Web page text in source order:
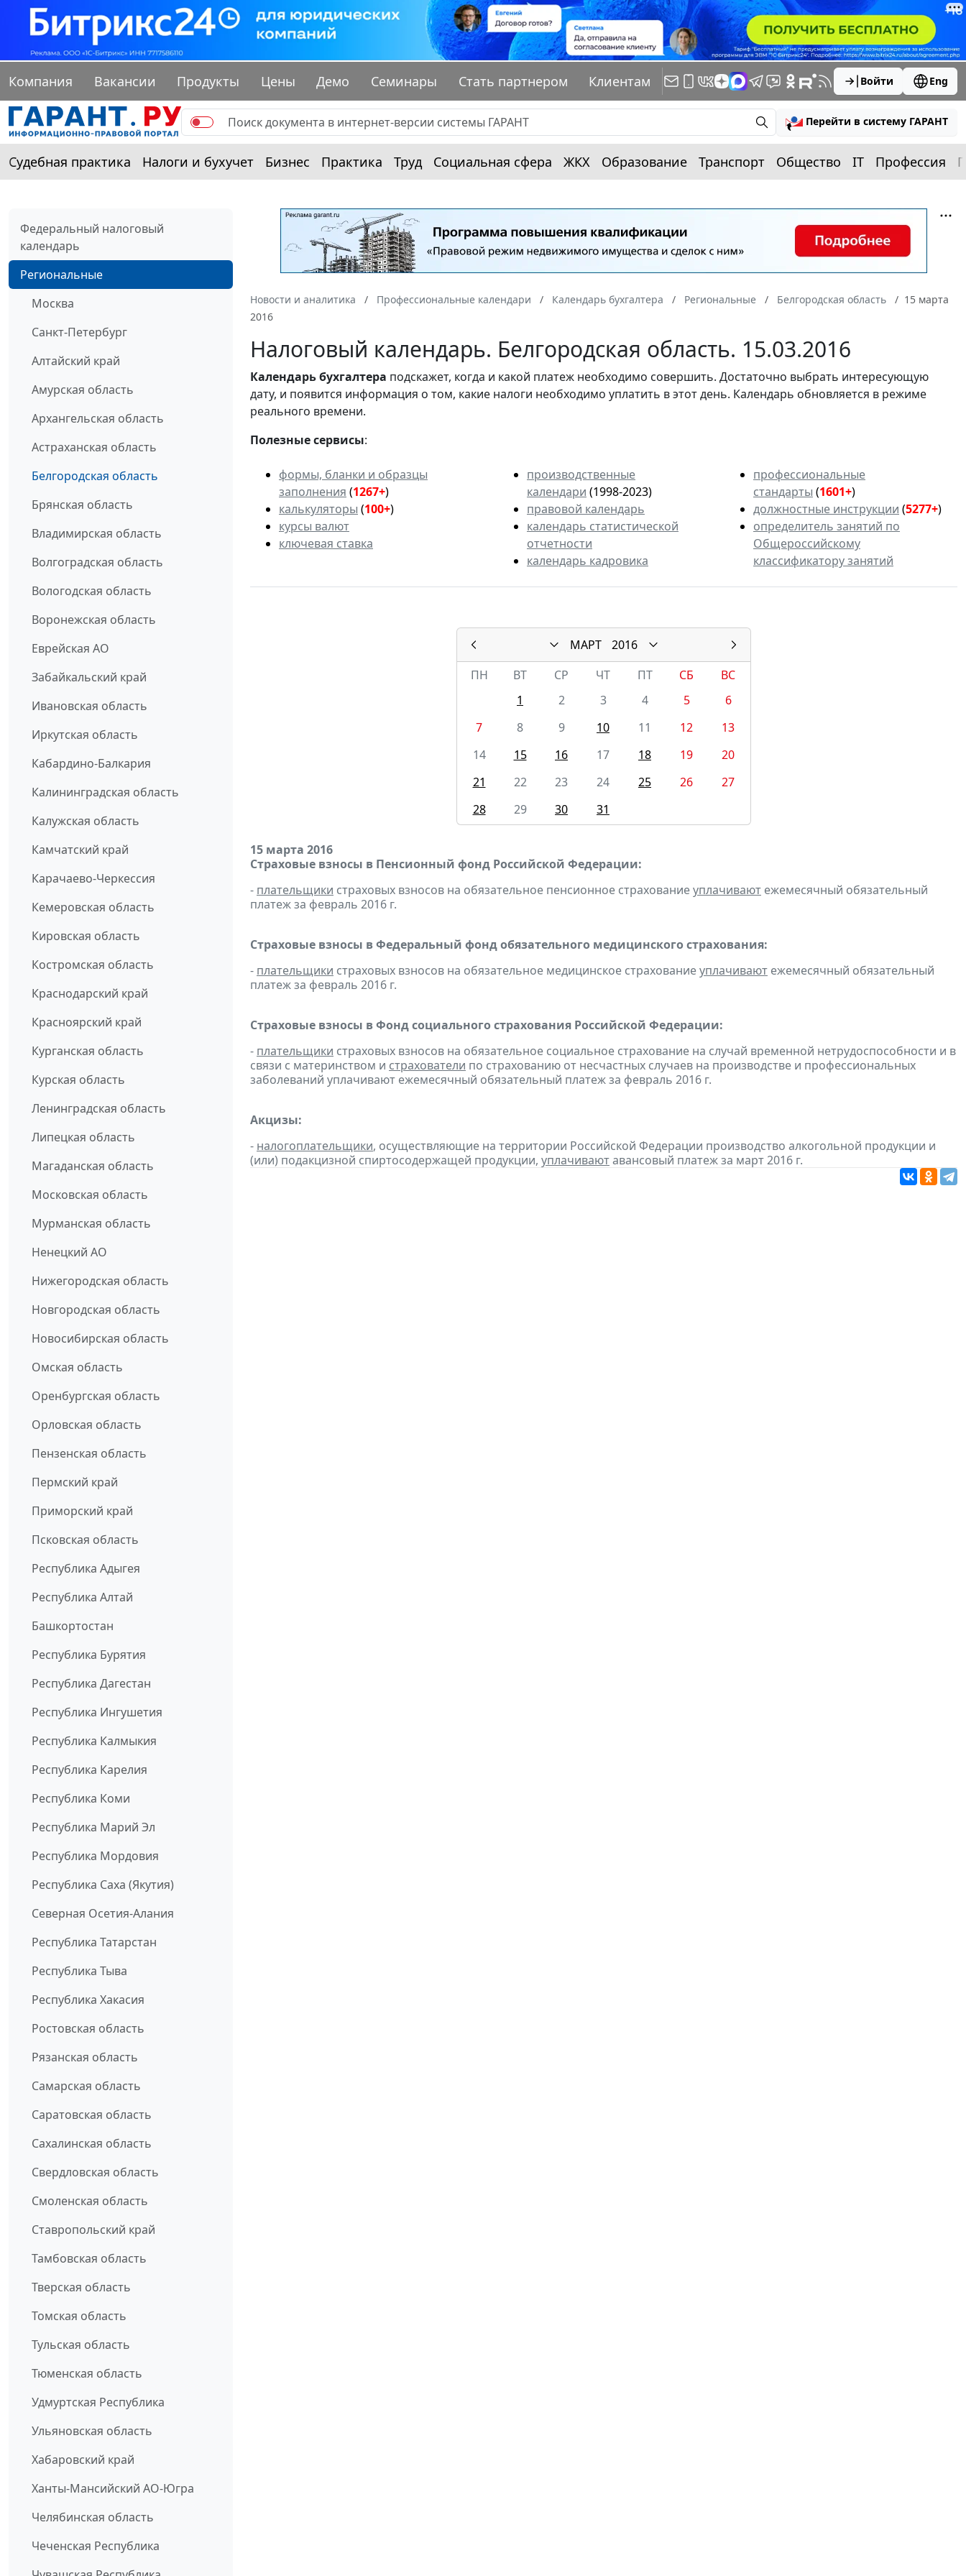
Компания Вакансии Продукты Цены Демо Семинары Стать партнером Клиентам Войти Eng
Перейти в систему ГАРАНТ
Судебная практика Налоги и бухучет Бизнес Практика Труд Социальная сфера ЖКХ Образование Транспорт Общество IT Профессия
Федеральный налоговый
календарь
Региональные
Москва
Санкт-Петербург
Алтайский край
Амурская область
Архангельская область
Астраханская область
Белгородская область
Брянская область
Владимирская область
Волгоградская область
Вологодская область
Воронежская область
Еврейская АО
Забайкальский край
Ивановская область
Иркутская область
Кабардино-Балкария
Калининградская область
Калужская область
Камчатский край
Карачаево-Черкессия
Кемеровская область
Кировская область
Костромская область
Краснодарский край
Красноярский край
Курганская область
Курская область
Ленинградская область
Липецкая область
Магаданская область
Московская область
Мурманская область
Ненецкий АО
Нижегородская область
Новгородская область
Новосибирская область
Омская область
Оренбургская область
Орловская область
Пензенская область
Пермский край
Приморский край
Псковская область
Республика Адыгея
Республика Алтай
Башкортостан
Республика Бурятия
Республика Дагестан
Республика Ингушетия
Республика Калмыкия
Республика Карелия
Республика Коми
Республика Марий Эл
Республика Мордовия
Республика Саха (Якутия)
Северная Осетия-Алания
Республика Татарстан
Республика Тыва
Республика Хакасия
Ростовская область
Рязанская область
Самарская область
Саратовская область
Сахалинская область
Свердловская область
Смоленская область
Ставропольский край
Тамбовская область
Тверская область
Томская область
Тульская область
Тюменская область
Удмуртская Республика
Ульяновская область
Хабаровский край
Ханты-Мансийский АО-Югра
Челябинская область
Чеченская Республика
Новости и аналитика Профессиональные календари Календарь бухгалтера Региональные Белгородская область
15 марта
2016
Налоговый календарь. Белгородская область. 15.03.2016
Календарьбухгалтера подскажет, когда и какой платеж необходимо совершить. Достаточно выбрать интересующую
дату, и появится информация о том, какие налоги необходимо уплатить в этот день. Календарь обновляется в режиме
реального времени.
Полезные сервисы:
формы, бланки и образцы
заполнения (1267+)
калькуляторы (100+)
курсы валют
ключевая ставка
производственные
календари (1998-2023)
правовой календарь
календарь статистической
отчетности
календарь кадровика
профессиональные
стандарты (1601+)
должностные инструкции (5277+)
определитель занятий по
Общероссийскому
классификатору занятий
МАРТ
2016
ПН
ВТ СР ЧТ ПТ СБ
ВС
1
2 3 4 5
6
7
8 9 10 11 12
13
14
15 16 17 18 19
20
21
22 23 24 25 26
27
28
29 30 31
15 марта 2016
Страховые взносы в Пенсионный фонд Российской Федерации:
- плательщики страховых взносов на обязательное пенсионное страхованиеуплачивают ежемесячный обязательный
платеж за февраль 2016 г.
Страховые взносы в Федеральный фонд обязательного медицинского страхования:
- плательщики страховых взносов на обязательное медицинское страхованиеуплачивают ежемесячный обязательный
платеж за февраль 2016 г.
Страховые взносы в Фонд социального страхования Российской Федерации:
- плательщики страховых взносов на обязательное социальное страхование на случай временной нетрудоспособности и в
связи с материнством и страхователи по страхованию от несчастных случаев на производстве и профессиональных
заболеваний уплачивают ежемесячный обязательный платеж за февраль 2016 г.
Акцизы:
- налогоплательщики, осуществляющие на территории Российской Федерации производство алкогольной продукции и
(или) подакцизной спиртосодержащей продукции, уплачиваютавансовый платеж за март 2016 г.